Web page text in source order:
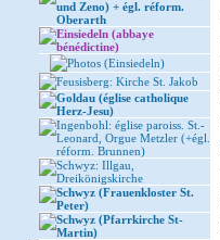
und Zeno) + égl. réform.
Oberarth
Einsiedeln (abbaye
bénédictine)
Photos (Einsiedeln)
Feusisberg: Kirche St. Jakob
Goldau (église catholique
Herz-Jesu)
Ingenbohl: église paroiss. St.-
Leonard, Orgue Metzler (+égl.
réform. Brunnen)
Schwyz: Illgau,
Dreikönigskirche
Schwyz (Frauenkloster St.
Peter)
Schwyz (Pfarrkirche St-
Martin)